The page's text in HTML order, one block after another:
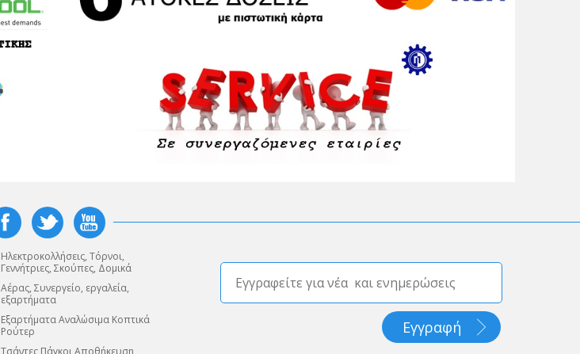
Ηλεκτροκολλήσεις, Τόρνοι,
Γεννήτριες, Σκούπες, Δομικά
Αέρας, Συνεργείο, εργαλεία,
εξαρτήματα
Εξαρτήματα Αναλώσιμα Κοπτικά
Ρούτερ
Τσάντες,Πάγκοι Αποθήκευση